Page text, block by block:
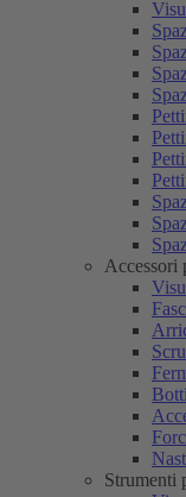
Accessori
Strumenti